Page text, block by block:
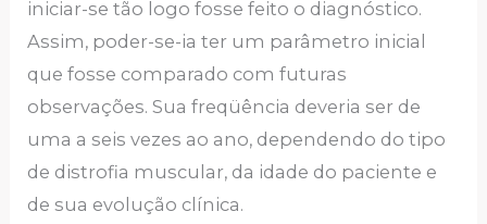
iniciar-se tão logo fosse feito o diagnóstico.
Assim, poder-se-ia ter um parâmetro inicial
que fosse comparado com futuras
observações. Sua freqüência deveria ser de
uma a seis vezes ao ano, dependendo do tipo
de distrofia muscular, da idade do paciente e
de sua evolução clínica.